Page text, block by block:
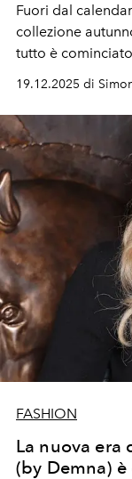
Fuori dal
collezione
tutto è
19.12.2025 di
FASHION
La nuova era
(by Demna)